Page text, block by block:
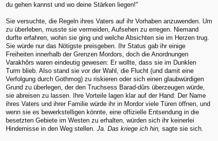
du gehen kannst und wo deine Stärken liegen!"
Sie versuchte, die Regeln ihres Vaters auf ihr Vorhaben anzuwenden. Um
zu überleben, musste sie vermeiden, Aufsehen zu erregen. Niemand
durfte erfahren, wohin sie ging und welche Absichten sie im Herzen trug.
Sie würde nur das Nötigste preisgeben. Ihr Status gab ihr einige
Freiheiten innerhalb der Grenzen Mordors, doch die Anordnungen
Varakhôrs waren eindeutig gewesen: Er wollte, dass sie im Dunklen
Turm blieb. Also stand sie vor der Wahl, die Flucht (und damit eine
Verfolgung durch Gothmog) zu riskieren oder sich einen glaubwürdigen
Grund zu überlegen, der den Truchsess Barad-dûrs überzeugen würde,
sie abreisen zu lassen. Ihre Vorteile lagen klar auf der Hand: Der Name
ihres Vaters und ihrer Familie würde ihr in Mordor viele Türen öffnen, und
wenn sie es bewerkstelligen könnte, eine offizielle Entsendung in die
besetzten Gebiete im Westen zu erhalten, würden sich ihr keinerlei
Hindernisse in den Weg stellen. Ja. Das kriege ich hin, sagte sie sich.